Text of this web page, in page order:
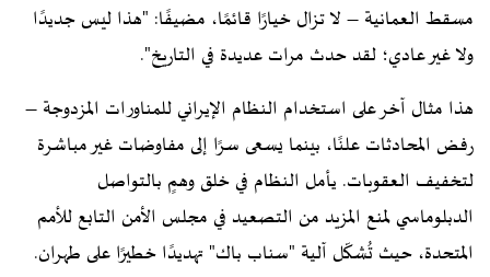
مسقط العمانية – لا تزال خيارًا قائمًا، مضيفًا: "هذا ليس جديدًا
ولا غير عادي؛ لقد حدث مرات عديدة في التاريخ".
هذا مثال آخر على استخدام النظام الإيراني للمناورات المزدوجة –
رفض المحادثات علنًا، بينما يسعى سرًا إلى مفاوضات غير مباشرة
لتخفيف العقوبات. يأمل النظام في خلق وهمٍ بالتواصل
الدبلوماسي لمنع المزيد من التصعيد في مجلس الأمن التابع للأمم
المتحدة، حيث تُشكّل آلية "سناب باك" تهديدًا خطيرًا على طهران.